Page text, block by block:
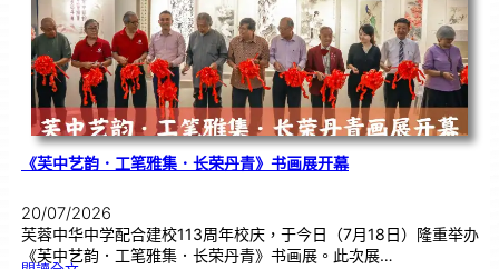
领
袖
素
质
讲
座
《芙中艺韵．工笔雅集．长荣丹青》书画展开幕
20/07/2026
芙蓉中华中学配合建校113周年校庆，于今日（7月18日）隆重举办
《芙中艺韵．工笔雅集．长荣丹青》书画展。此次展…